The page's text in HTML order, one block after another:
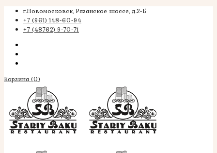
г.Новомосковск, Рязанское шоссе, д.2-Б
+7 (961) 148-60-94
+7 (48762) 9-70-71
Корзина (0)